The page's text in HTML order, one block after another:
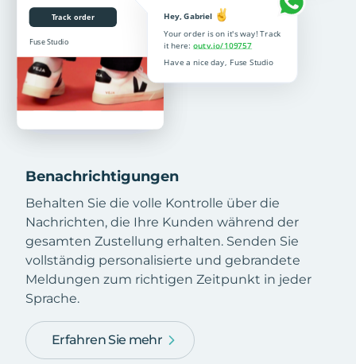
Benachrichtigungen
Behalten Sie die volle Kontrolle über die
Nachrichten, die Ihre Kunden während der
gesamten Zustellung erhalten. Senden Sie
vollständig personalisierte und gebrandete
Meldungen zum richtigen Zeitpunkt in jeder
Sprache.
Erfahren Sie mehr